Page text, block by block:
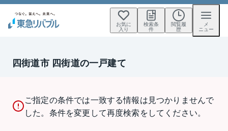
お気に
入り
検索条
件
閲覧履
歴
メ
ニュー
四街道市 四街道の一戸建て
ご指定の条件では一致する情報は見つかりませんで
した。条件を変更して再度検索をしてください。